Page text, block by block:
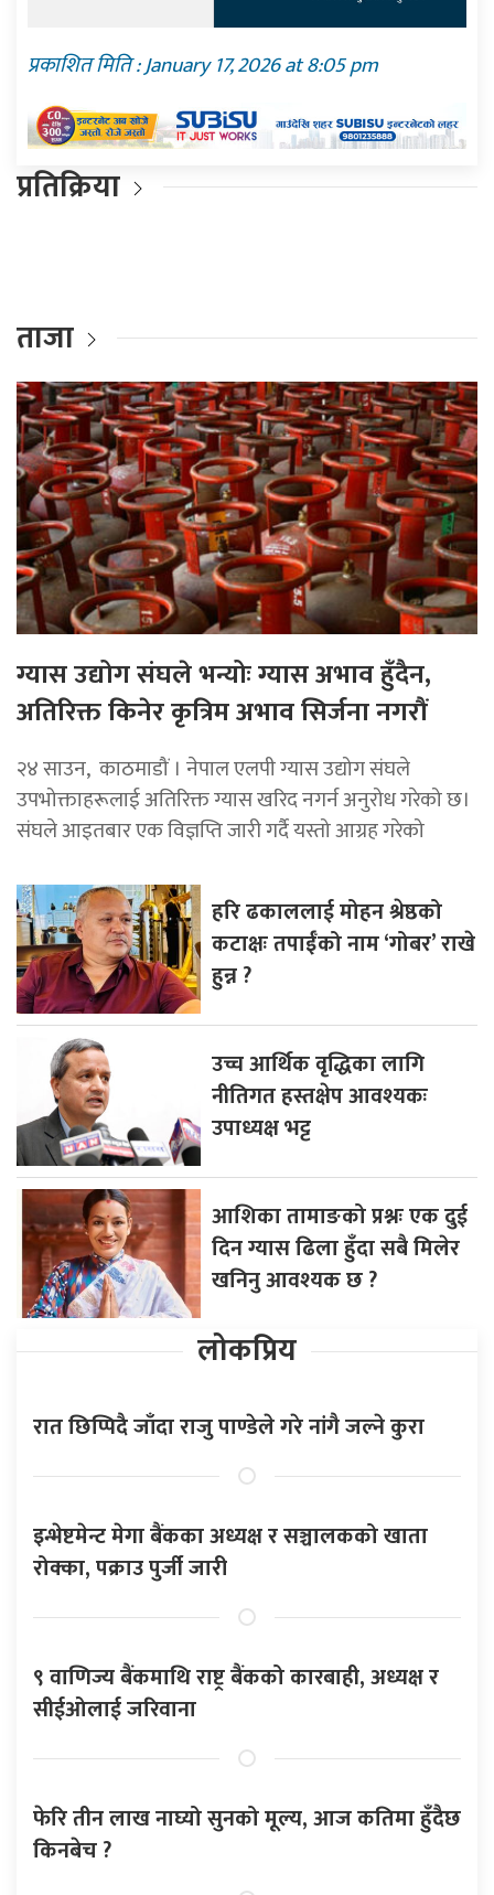
प्रकाशित मिति : January 17, 2026 at 8:05 pm
प्रतिक्रिया
ताजा
ग्यास उद्योग संघले भन्योः ग्यास अभाव हुँदैन,
अतिरिक्त किनेर कृत्रिम अभाव सिर्जना नगरौं
२४ साउन, काठमाडौं । नेपाल एलपी ग्यास उद्योग संघले
उपभोक्ताहरूलाई अतिरिक्त ग्यास खरिद नगर्न अनुरोध गरेको छ।
संघले आइतबार एक विज्ञप्ति जारी गर्दै यस्तो आग्रह गरेको
हरि ढकाललाई मोहन श्रेष्ठको
कटाक्षः तपाईँको नाम ‘गोबर’ राखे
हुन्न ?
उच्च आर्थिक वृद्धिका लागि
नीतिगत हस्तक्षेप आवश्यकः
उपाध्यक्ष भट्ट
आशिका तामाङको प्रश्नः एक दुई
दिन ग्यास ढिला हुँदा सबै मिलेर
खनिनु आवश्यक छ ?
लोकप्रिय
रात छिप्पिदै जाँदा राजु पाण्डेले गरे नांगै जल्ने कुरा
इन्भेष्टमेन्ट मेगा बैंकका अध्यक्ष र सञ्चालकको खाता
रोक्का, पक्राउ पुर्जी जारी
९ वाणिज्य बैंकमाथि राष्ट्र बैंकको कारबाही, अध्यक्ष र
सीईओलाई जरिवाना
फेरि तीन लाख नाघ्यो सुनको मूल्य, आज कतिमा हुँदैछ
किनबेच ?